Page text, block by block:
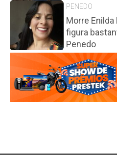
PENEDO
Morre Enilda
figura
Penedo